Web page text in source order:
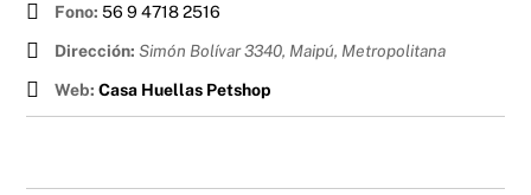
Fono: 56 9 4718 2516
Dirección: Simón Bolívar 3340, Maipú, Metropolitana
Web: Casa Huellas Petshop